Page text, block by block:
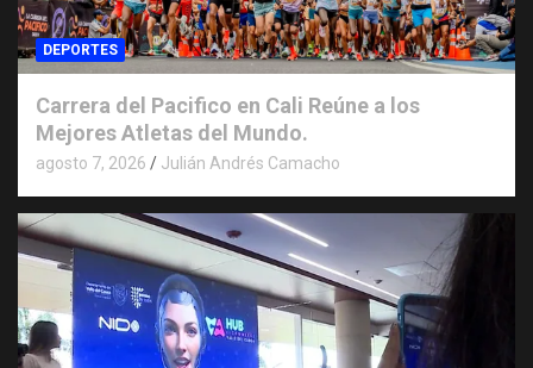
DEPORTES
Carrera del Pacifico en Cali Reúne a los
Mejores Atletas del Mundo.
agosto 7, 2026 Julián Andrés Camacho